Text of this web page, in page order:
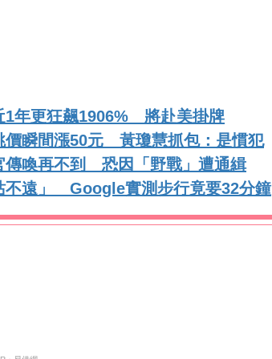
1年更狂飆1906% 將赴美掛牌
價瞬間漲50元 黃瓊慧抓包：是慣犯
傳喚再不到 恐因「野戰」遭通緝
不遠」 Google實測步行竟要32分鐘